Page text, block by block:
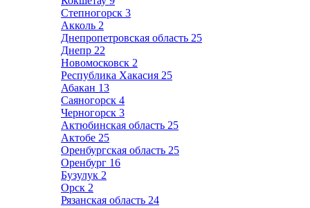
Степногорск 3
Акколь 2
Днепропетровская область 25
Днепр 22
Новомосковск 2
Республика Хакасия 25
Абакан 13
Саяногорск 4
Черногорск 3
Актюбинская область 25
Актобе 25
Оренбургская область 25
Оренбург 16
Бузулук 2
Орск 2
Рязанская область 24